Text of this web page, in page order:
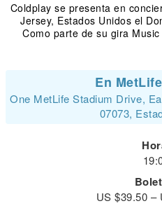
Coldplay se presenta en
Jersey, Estados Unidos el
Como parte de su gira
En
One MetLife Stadium Drive,
07073,
US $39.50 –